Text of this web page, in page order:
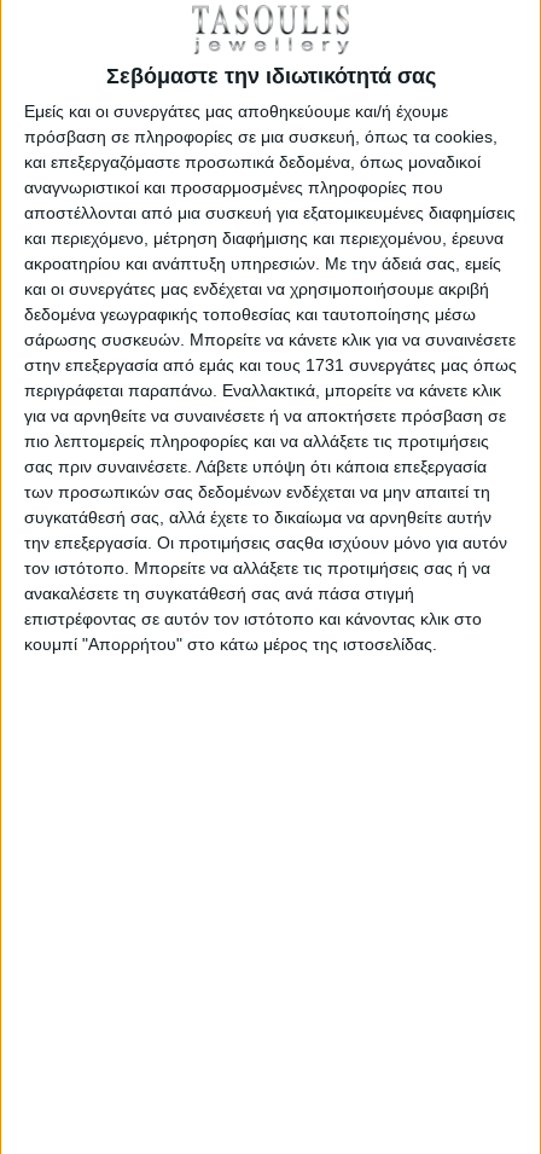
Σεβόμαστε την ιδιωτικότητά σας
Εμείς και οι συνεργάτες μας αποθηκεύουμε και/ή έχουμε
πρόσβαση σε πληροφορίες σε μια συσκευή, όπως τα cookies,
και επεξεργαζόμαστε προσωπικά δεδομένα, όπως μοναδικοί
αναγνωριστικοί και προσαρμοσμένες πληροφορίες που
αποστέλλονται από μια συσκευή για εξατομικευμένες διαφημίσεις
και περιεχόμενο, μέτρηση διαφήμισης και περιεχομένου, έρευνα
ακροατηρίου και ανάπτυξη υπηρεσιών. Με την άδειά σας, εμείς
και οι συνεργάτες μας ενδέχεται να χρησιμοποιήσουμε ακριβή
δεδομένα γεωγραφικής τοποθεσίας και ταυτοποίησης μέσω
σάρωσης συσκευών. Μπορείτε να κάνετε κλικ για να συναινέσετε
στην επεξεργασία από εμάς και τους 1731 συνεργάτες μας όπως
περιγράφεται παραπάνω. Εναλλακτικά, μπορείτε να κάνετε κλικ
για να αρνηθείτε να συναινέσετε ή να αποκτήσετε πρόσβαση σε
πιο λεπτομερείς πληροφορίες και να αλλάξετε τις προτιμήσεις
σας πριν συναινέσετε. Λάβετε υπόψη ότι κάποια επεξεργασία
των προσωπικών σας δεδομένων ενδέχεται να μην απαιτεί τη
συγκατάθεσή σας, αλλά έχετε το δικαίωμα να αρνηθείτε αυτήν
την επεξεργασία. Οι προτιμήσεις σαςθα ισχύουν μόνο για αυτόν
τον ιστότοπο. Μπορείτε να αλλάξετε τις προτιμήσεις σας ή να
ανακαλέσετε τη συγκατάθεσή σας ανά πάσα στιγμή
επιστρέφοντας σε αυτόν τον ιστότοπο και κάνοντας κλικ στο
κουμπί "Απορρήτου" στο κάτω μέρος της ιστοσελίδας.
Ασημένιο 925° Βραχιόλι 9230-BR1958SEN
€ 55,00
ΕΚΠΤΩΣΗ
Ασημένιο 925° Βραχιόλι 9220-BR2263SEN
€ 32,00 € 40,00
ΕΚΠΤΩΣΗ